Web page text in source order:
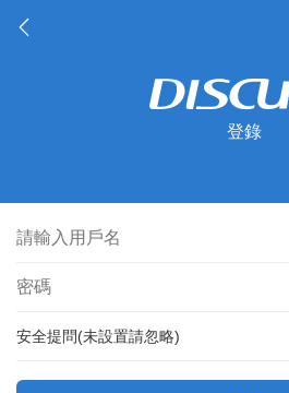
登錄
安全提問(未設置請忽略)